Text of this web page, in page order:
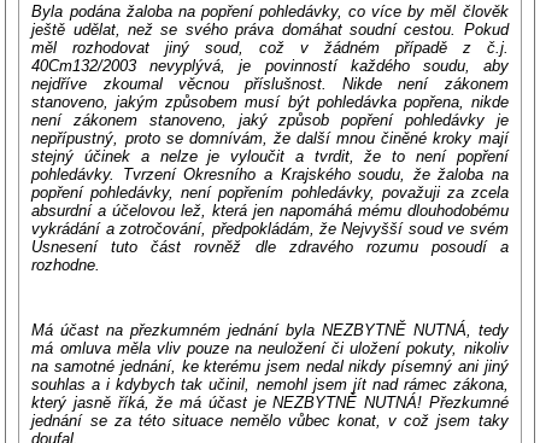
Byla podána žaloba na popření pohledávky, co více by měl člověk
ještě udělat, než se svého práva domáhat soudní cestou. Pokud
měl rozhodovat jiný soud, což v žádném případě z č.j.
40Cm132/2003 nevyplývá, je povinností každého soudu, aby
nejdříve zkoumal věcnou příslušnost. Nikde není zákonem
stanoveno, jakým způsobem musí být pohledávka popřena, nikde
není zákonem stanoveno, jaký způsob popření pohledávky je
nepřípustný, proto se domnívám, že další mnou činěné kroky mají
stejný účinek a nelze je vyloučit a tvrdit, že to není popření
pohledávky. Tvrzení Okresního a Krajského soudu, že žaloba na
popření pohledávky, není popřením pohledávky, považuji za zcela
absurdní a účelovou lež, která jen napomáhá mému dlouhodobému
vykrádání a zotročování, předpokládám, že Nejvyšší soud ve svém
Usnesení tuto část rovněž dle zdravého rozumu posoudí a
rozhodne.
Má účast na přezkumném jednání byla NEZBYTNĚ NUTNÁ, tedy
má omluva měla vliv pouze na neuložení či uložení pokuty, nikoliv
na samotné jednání, ke kterému jsem nedal nikdy písemný ani jiný
souhlas a i kdybych tak učinil, nemohl jsem jít nad rámec zákona,
který jasně říká, že má účast je NEZBYTNĚ NUTNÁ! Přezkumné
jednání se za této situace nemělo vůbec konat, v což jsem taky
doufal.